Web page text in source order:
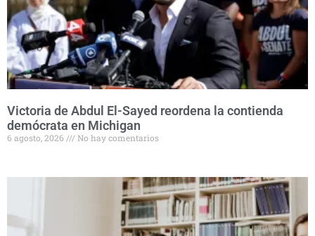
Victoria de Abdul El-Sayed reordena la contienda
demócrata en Michigan
6 agosto, 2026 No hay comentarios